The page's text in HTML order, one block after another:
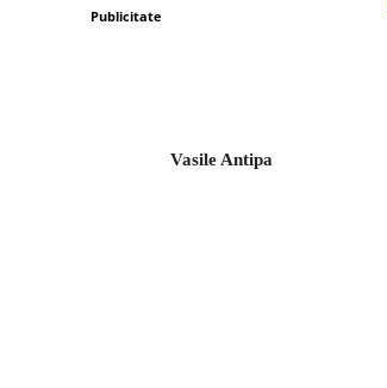
Publicitate
Vasile Antipa